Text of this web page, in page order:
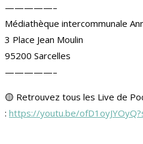
—————–
Médiathèque intercommunale
3 Place Jean Moulin
95200 Sarcelles
—————–
🟡 Retrouvez tous les Live de
: https://youtu.be/